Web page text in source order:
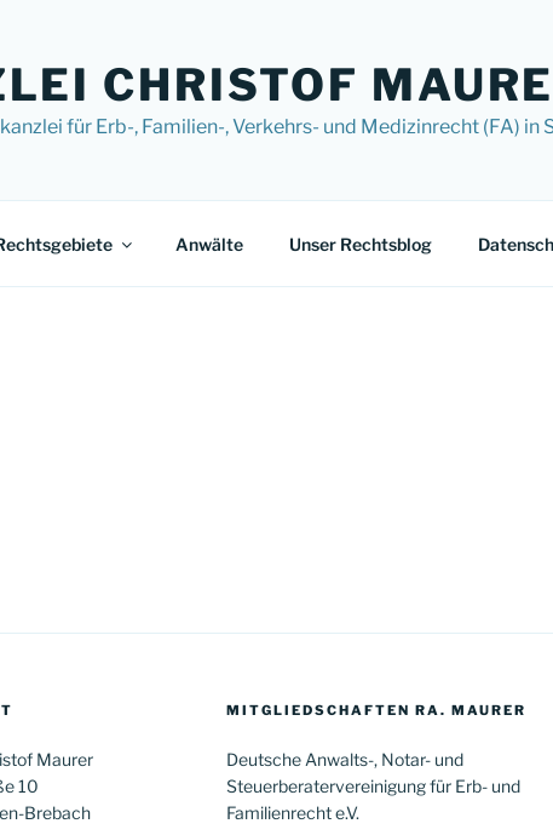
CHRISTOF
für Erb-, Familien-, Verkehrs- und Medizinrecht (FA) in
Anwälte Unser Rechtsblog
Maurer
10
Brebach
MITGLIEDSCHAFTEN RA. MAURER
Deutsche Anwalts-, Notar- und
Steuerberatervereinigung für Erb- und
Familienrecht e.V.